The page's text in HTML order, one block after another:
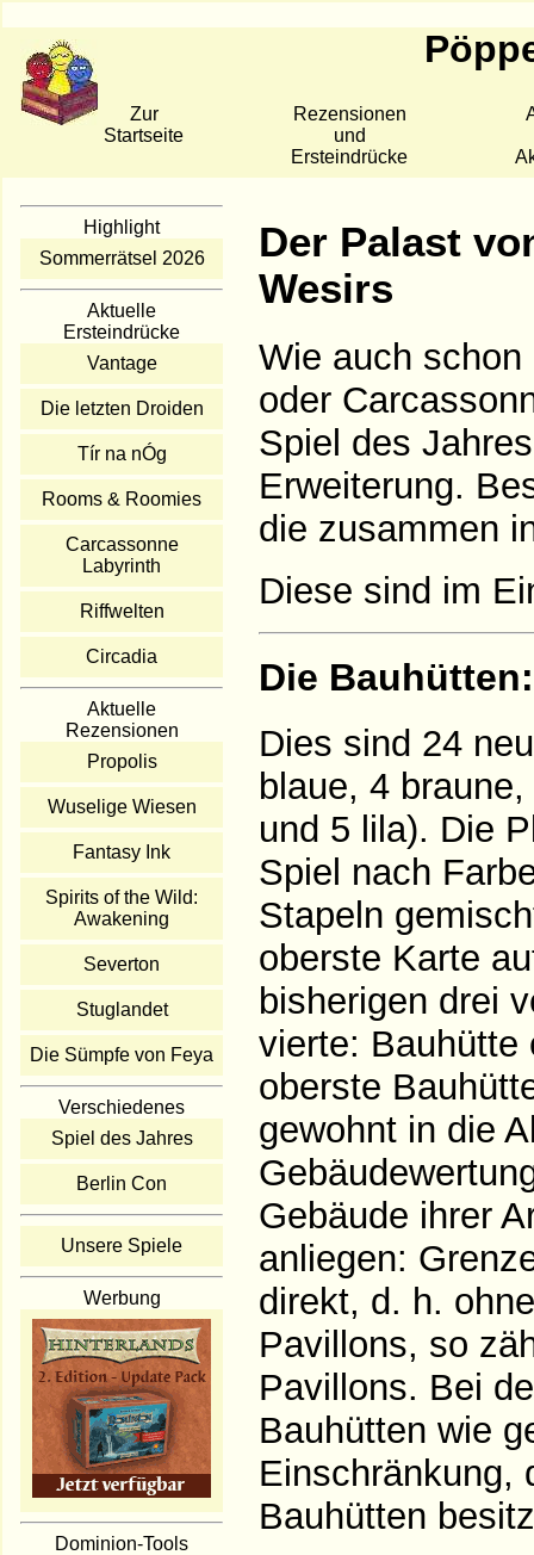
Zur
Startseite
Rezensionen
und
Ersteindrücke
Highlight
Sommerrätsel 2026
Aktuelle
Ersteindrücke
Vantage
Die letzten Droiden
Tír na nÓg
Rooms & Roomies
Carcassonne
Labyrinth
Riffwelten
Circadia
Aktuelle
Rezensionen
Propolis
Wuselige Wiesen
Fantasy Ink
Spirits of the Wild:
Awakening
Severton
Stuglandet
Die Sümpfe von Feya
Verschiedenes
Spiel des Jahres
Berlin Con
Unsere Spiele
Werbung
Dominion-Tools
Der Palast
Wesirs
Wie auch
oder
Spiel des
Erweiterung.
die zusammen
Diese sind im
Die Bauhütten:
Dies sind 24
blaue, 4
und 5 lila). Die
Spiel nach
Stapeln
oberste Karte
bisherigen drei
vierte: Bauhütte
oberste
gewohnt in die
Gebäude ihrer
anliegen:
direkt, d. h.
Pavillons, so
Pavillons. Bei
Bauhütten wie
Einschränkung,
Bauhütten